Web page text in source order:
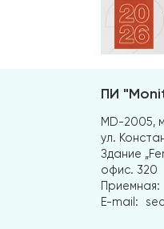
ПИ
MD-2005,
ул.
Здание
офис. 320
Приемная:
E-mail: